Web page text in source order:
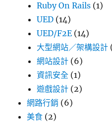
Ruby On Rails (1)
UED (14)
UED/F2E (14)
大型網站／架構設計
網站設計 (6)
資訊安全 (1)
遊戲設計 (2)
網路行銷 (6)
美食 (2)